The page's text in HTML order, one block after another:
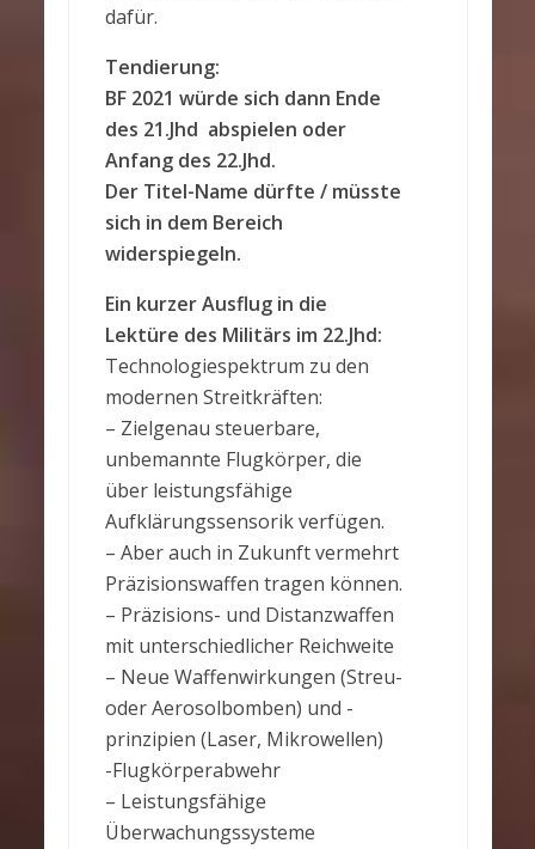
dafür.
Tendierung:
BF 2021 würde sich dann Ende
des 21.Jhd abspielen oder
Anfang des 22.Jhd.
Der Titel-Name dürfte / müsste
sich in dem Bereich
widerspiegeln.
Ein kurzer Ausflug in die
Lektüre des Militärs im 22.Jhd:
Technologiespektrum zu den
modernen Streitkräften:
– Zielgenau steuerbare,
unbemannte Flugkörper, die
über leistungsfähige
Aufklärungssensorik verfügen.
– Aber auch in Zukunft vermehrt
Präzisionswaffen tragen können.
– Präzisions- und Distanzwaffen
mit unterschiedlicher Reichweite
– Neue Waffenwirkungen (Streu-
oder Aerosolbomben) und -
prinzipien (Laser, Mikrowellen)
-Flugkörperabwehr
– Leistungsfähige
Überwachungssysteme